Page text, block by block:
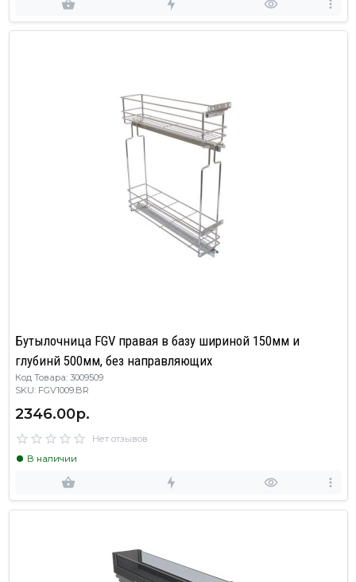
Бутылочница FGV правая в базу шириной 150мм и
глубинй 500мм, без направляющих
Код Товара: 3009509
SKU: FGV1009.BR
2346.00р.
Нет отзывов
В наличии